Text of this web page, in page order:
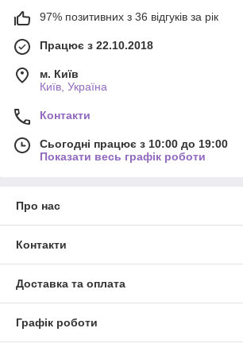
97% позитивних з 36 відгуків за рік
Працює з 22.10.2018
м. Київ
Київ, Україна
Контакти
Сьогодні працює з 10:00 до 19:00
Показати весь графік роботи
Про нас
Контакти
Доставка та оплата
Графік роботи